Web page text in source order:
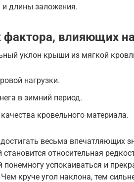
длины заложения.
влияющих
уклон крыши из мягкой
нагрузки.
в зимний период.
кровельного материала.
весьма впечатляющих
относительная
успокаиваться и
круче угол наклона, тем